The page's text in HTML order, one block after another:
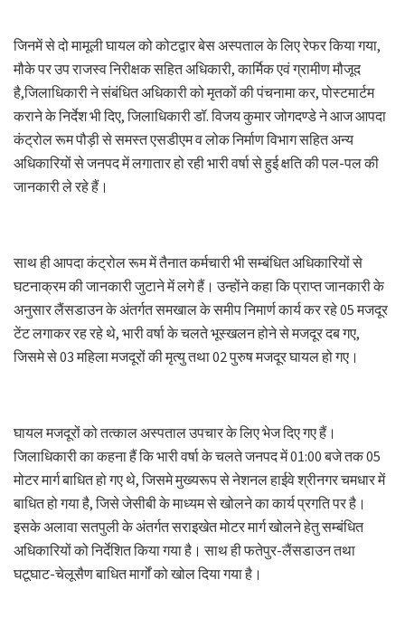
जिनमें से दो मामूली घायल को कोटद्वार बेस अस्पताल के लिए रेफर किया गया,
मौके पर उप राजस्व निरीक्षक सहित अधिकारी, कार्मिक एवं ग्रामीण मौजूद
है,जिलाधिकारी ने संबंधित अधिकारी को मृतकों की पंचनामा कर, पोस्टमार्टम
कराने के निर्देश भी दिए, जिलाधिकारी डॉ. विजय कुमार जोगदण्डे ने आज आपदा
कंट्रोल रूम पौड़ी से समस्त एसडीएम व लोक निर्माण विभाग सहित अन्य
अधिकारियों से जनपद में लगातार हो रही भारी वर्षा से हुई क्षति की पल-पल की
जानकारी ले रहे हैं।
साथ ही आपदा कंट्रोल रूम में तैनात कर्मचारी भी सम्बंधित अधिकारियों से
घटनाक्रम की जानकारी जुटाने में लगे हैं। उन्होंने कहा कि प्राप्त जानकारी के
अनुसार लैंसडाउन के अंतर्गत समखाल के समीप निमार्ण कार्य कर रहे 05 मजदूर
टेंट लगाकर रह रहे थे, भारी वर्षा के चलते भूस्खलन होने से मजदूर दब गए,
जिसमे से 03 महिला मजदूरों की मृत्यु तथा 02 पुरुष मजदूर घायल हो गए।
घायल मजदूरों को तत्काल अस्पताल उपचार के लिए भेज दिए गए हैं।
जिलाधिकारी का कहना हैं कि भारी वर्षा के चलते जनपद में 01:00 बजे तक 05
मोटर मार्ग बाधित हो गए थे, जिसमे मुख्यरूप से नेशनल हाईवे श्रीनगर चमधार में
बाधित हो गया है, जिसे जेसीबी के माध्यम से खोलने का कार्य प्रगति पर है।
इसके अलावा सतपुली के अंतर्गत सराइखेत मोटर मार्ग खोलने हेतु सम्बंधित
अधिकारियों को निर्देशित किया गया है। साथ ही फतेपुर-लैंसडाउन तथा
घटूघाट-चेलूसैण बाधित मार्गों को खोल दिया गया है।